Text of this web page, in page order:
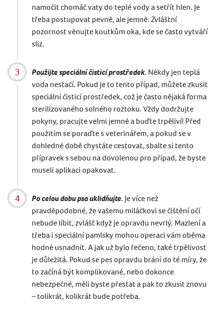
namočit chomáč vaty do teplé vody a setřít hlen. Je
třeba postupovat pevně, ale jemně. Zvláštní
pozornost věnujte koutkům oka, kde se často vytváří
sliz.
Použijte speciální čisticí prostředek. Někdy jen teplá
voda nestačí. Pokud je to tento případ, můžete zkusit
speciální čisticí prostředek, což je často nějaká forma
sterilizovaného solného roztoku. Vždy dodržujte
pokyny, pracujte velmi jemně a buďte trpěliví! Před
použitím se poraďte s veterinářem, a pokud se v
dohledné době chystáte cestovat, sbalte si tento
přípravek s sebou na dovolenou pro případ, že byste
museli aplikaci opakovat.
Po celou dobu psa uklidňujte. Je více než
pravděpodobné, že vašemu miláčkovi se čištění očí
nebude líbit, zvlášť když je opravdu nevrlý. Mazlení a
třeba i speciální pamlsky mohou operaci vám oběma
hodně usnadnit. A jak už bylo řečeno, také trpělivost
je důležitá. Pokud se pes opravdu brání do té míry, že
to začíná být komplikované, nebo dokonce
nebezpečné, měli byste přestat a pak to zkusit znovu
– tolikrát, kolikrát bude potřeba.